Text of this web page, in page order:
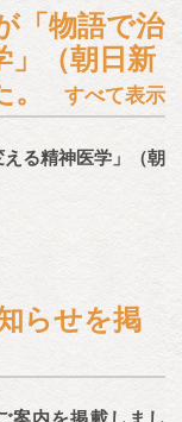
「物語で治
（朝日新
すべて表示
る精神医学」（朝
らせを掲
案内を掲載しまし